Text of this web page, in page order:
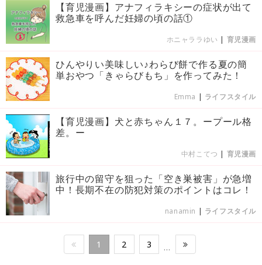
【育児漫画】アナフィラキシーの症状が出て
救急車を呼んだ妊婦の頃の話①
ホニャララゆい | 育児漫画
ひんやりい美味しい♪わらび餅で作る夏の簡
単おやつ「きゃらびもち」を作ってみた！
Emma | ライフスタイル
【育児漫画】犬と赤ちゃん１７。ープール格
差。ー
中村こてつ | 育児漫画
旅行中の留守を狙った「空き巣被害」が急増
中！長期不在の防犯対策のポイントはコレ！
nanamin | ライフスタイル
1 2 3 …